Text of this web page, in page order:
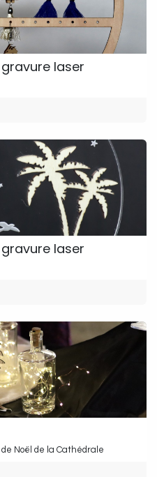
laser
laser
Noël de la Cathédrale